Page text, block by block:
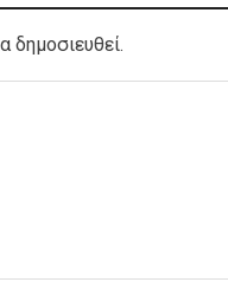
δημοσιευθεί.